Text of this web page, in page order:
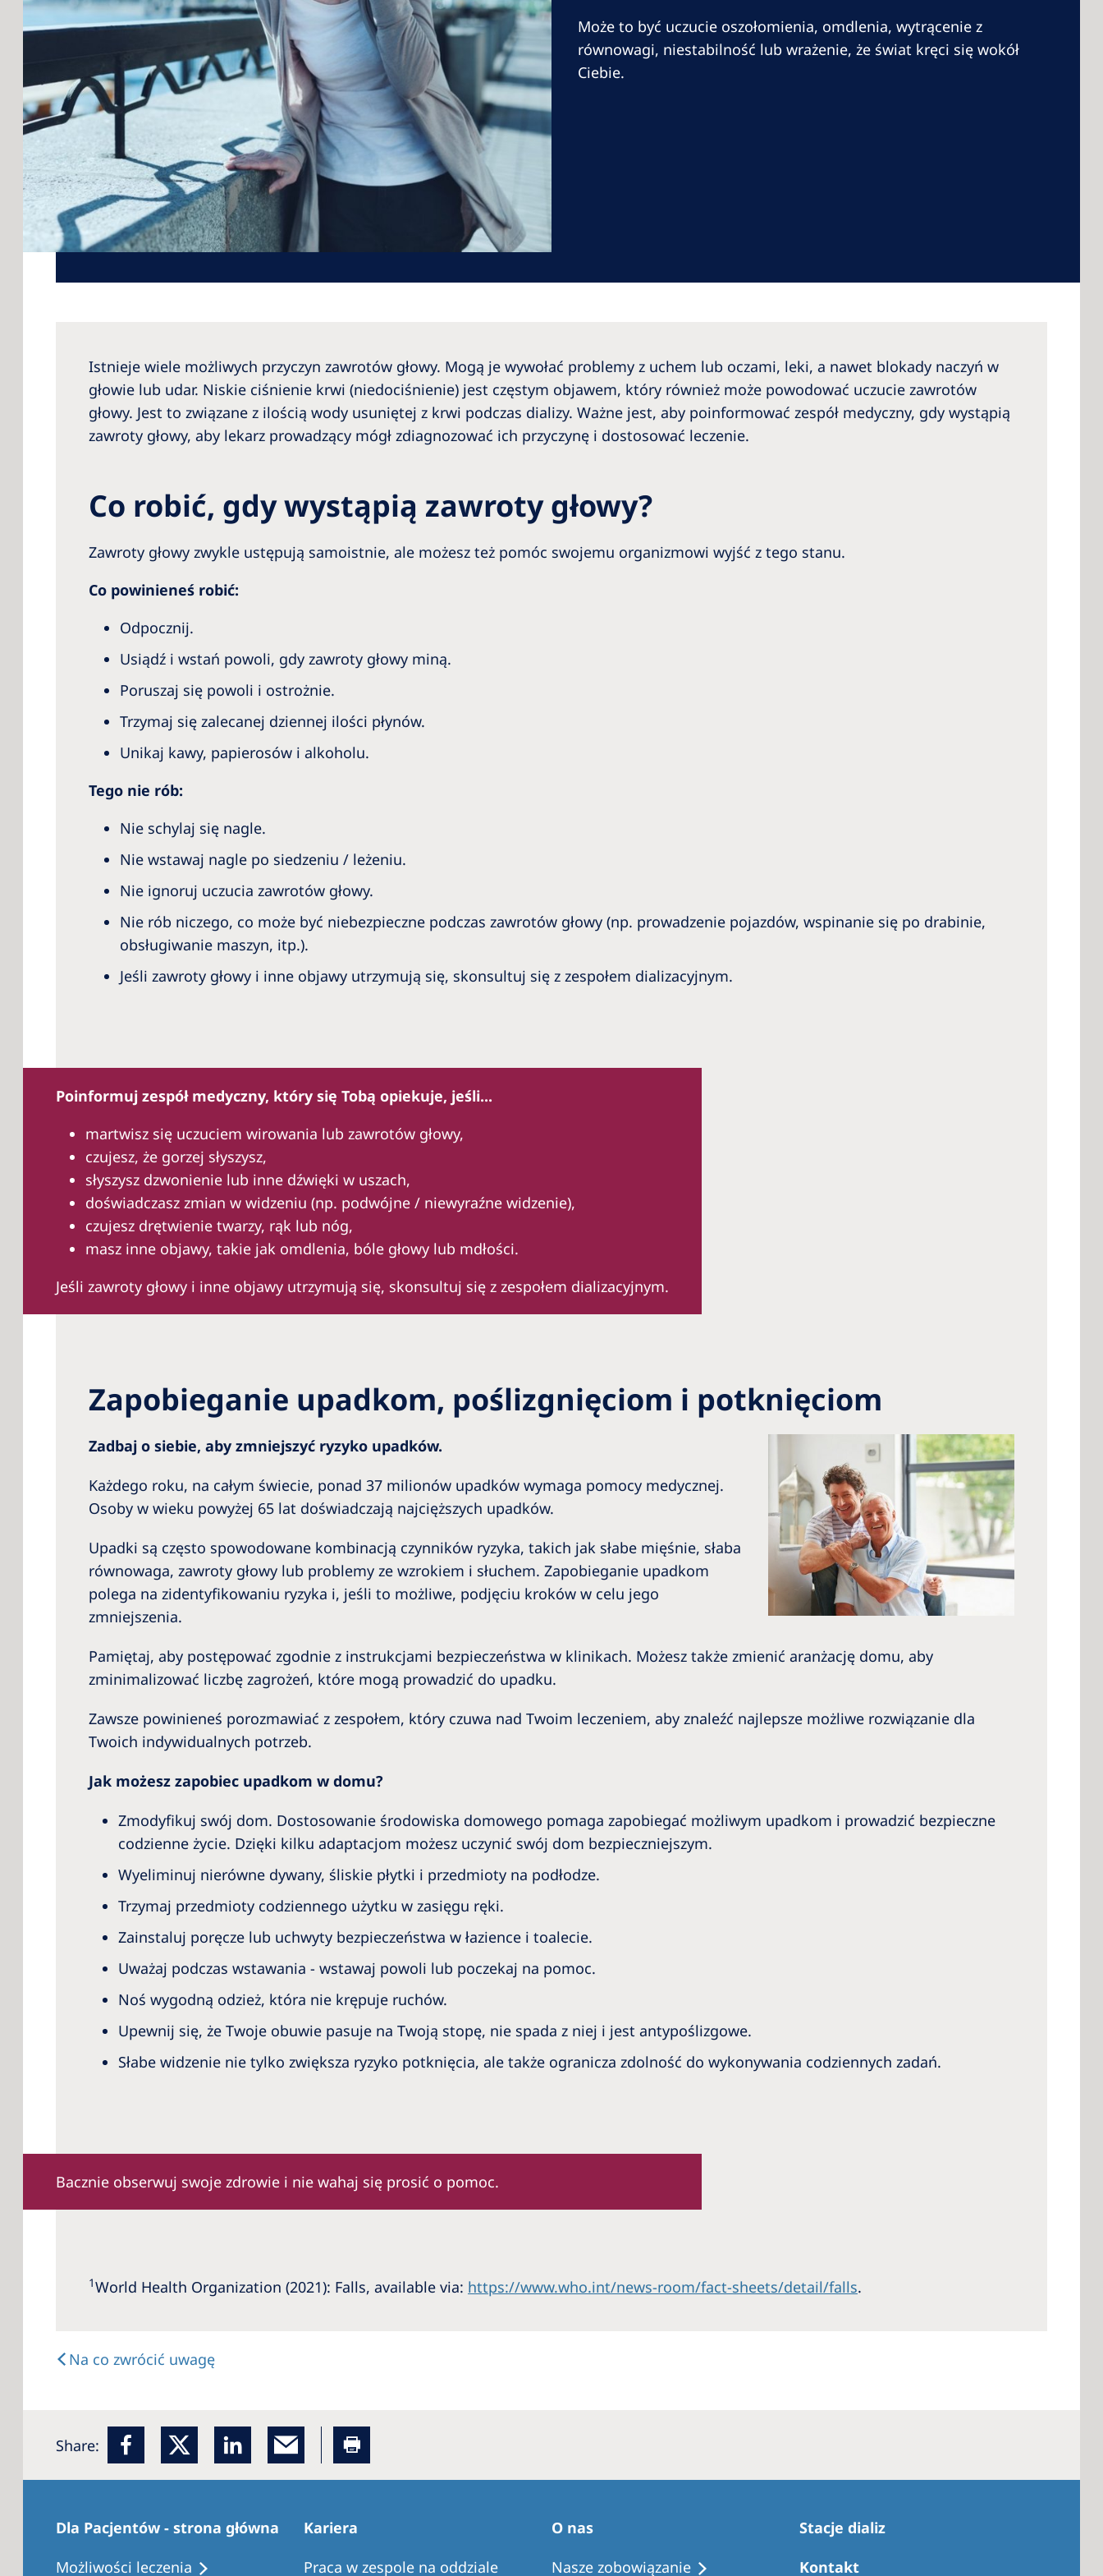
Romania
Asia Pacific
NephroCare International
Może to być uczucie oszołomienia, omdlenia, wytrącenie z
równowagi, niestabilność lub wrażenie, że świat kręci się wokół
Ciebie.
Istnieje wiele możliwych przyczyn zawrotów głowy. Mogą je wywołać problemy z uchem lub oczami, leki, a nawet blokady naczyń w
głowie lub udar. Niskie ciśnienie krwi (niedociśnienie) jest częstym objawem, który również może powodować uczucie zawrotów
głowy. Jest to związane z ilością wody usuniętej z krwi podczas dializy. Ważne jest, aby poinformować zespół medyczny, gdy wystąpią
zawroty głowy, aby lekarz prowadzący mógł zdiagnozować ich przyczynę i dostosować leczenie.
Co robić, gdy wystąpią zawroty głowy?
Zawroty głowy zwykle ustępują samoistnie, ale możesz też pomóc swojemu organizmowi wyjść z tego stanu.
Co powinieneś robić:
Odpocznij.
Usiądź i wstań powoli, gdy zawroty głowy miną.
Poruszaj się powoli i ostrożnie.
Trzymaj się zalecanej dziennej ilości płynów.
Unikaj kawy, papierosów i alkoholu.
Tego nie rób:
Nie schylaj się nagle.
Nie wstawaj nagle po siedzeniu / leżeniu.
Nie ignoruj uczucia zawrotów głowy.
Nie rób niczego, co może być niebezpieczne podczas zawrotów głowy (np. prowadzenie pojazdów, wspinanie się po drabinie,
obsługiwanie maszyn, itp.).
Jeśli zawroty głowy i inne objawy utrzymują się, skonsultuj się z zespołem dializacyjnym.
Poinformuj zespół medyczny, który się Tobą opiekuje, jeśli...
martwisz się uczuciem wirowania lub zawrotów głowy,
czujesz, że gorzej słyszysz,
słyszysz dzwonienie lub inne dźwięki w uszach,
doświadczasz zmian w widzeniu (np. podwójne / niewyraźne widzenie),
czujesz drętwienie twarzy, rąk lub nóg,
masz inne objawy, takie jak omdlenia, bóle głowy lub mdłości.
Jeśli zawroty głowy i inne objawy utrzymują się, skonsultuj się z zespołem dializacyjnym.
Zapobieganie upadkom, poślizgnięciom i potknięciom
Zadbaj o siebie, aby zmniejszyć ryzyko upadków.
Każdego roku, na całym świecie, ponad 37 milionów upadków wymaga pomocy medycznej.
Osoby w wieku powyżej 65 lat doświadczają najcięższych upadków.
Upadki są często spowodowane kombinacją czynników ryzyka, takich jak słabe mięśnie, słaba
równowaga, zawroty głowy lub problemy ze wzrokiem i słuchem. Zapobieganie upadkom
polega na zidentyfikowaniu ryzyka i, jeśli to możliwe, podjęciu kroków w celu jego
zmniejszenia.
Pamiętaj, aby postępować zgodnie z instrukcjami bezpieczeństwa w klinikach. Możesz także zmienić aranżację domu, aby
zminimalizować liczbę zagrożeń, które mogą prowadzić do upadku.
Zawsze powinieneś porozmawiać z zespołem, który czuwa nad Twoim leczeniem, aby znaleźć najlepsze możliwe rozwiązanie dla
Twoich indywidualnych potrzeb.
Jak możesz zapobiec upadkom w domu?
Zmodyfikuj swój dom. Dostosowanie środowiska domowego pomaga zapobiegać możliwym upadkom i prowadzić bezpieczne
codzienne życie. Dzięki kilku adaptacjom możesz uczynić swój dom bezpieczniejszym.
Wyeliminuj nierówne dywany, śliskie płytki i przedmioty na podłodze.
Trzymaj przedmioty codziennego użytku w zasięgu ręki.
Zainstaluj poręcze lub uchwyty bezpieczeństwa w łazience i toalecie.
Uważaj podczas wstawania - wstawaj powoli lub poczekaj na pomoc.
Noś wygodną odzież, która nie krępuje ruchów.
Upewnij się, że Twoje obuwie pasuje na Twoją stopę, nie spada z niej i jest antypoślizgowe.
Słabe widzenie nie tylko zwiększa ryzyko potknięcia, ale także ogranicza zdolność do wykonywania codziennych zadań.
Bacznie obserwuj swoje zdrowie i nie wahaj się prosić o pomoc.
1World Health Organization (2021): Falls, available via: https://www.who.int/news-room/fact-sheets/detail/falls.
Na co zwrócić uwagę
Share:
Dla Pacjentów - strona główna
Możliwości leczenia
Kariera
Praca w zespole na oddziale
O nas
Nasze zobowiązanie
Stacje dializ
Kontakt